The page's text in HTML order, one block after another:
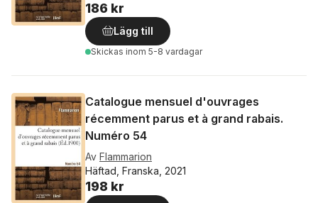
186 kr
Lägg till
Skickas inom 5-8 vardagar
Catalogue mensuel d'ouvrages
récemment parus et à grand rabais.
Numéro 54
Av Flammarion
Häftad, Franska, 2021
198 kr